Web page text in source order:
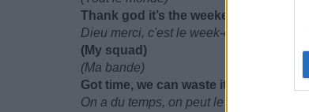
Thank god it’s the weekend
Dieu merci, c'est le week-end
(My squad)
(Ma bande)
Got time, we can waste it
On a du temps, on peut le perdre